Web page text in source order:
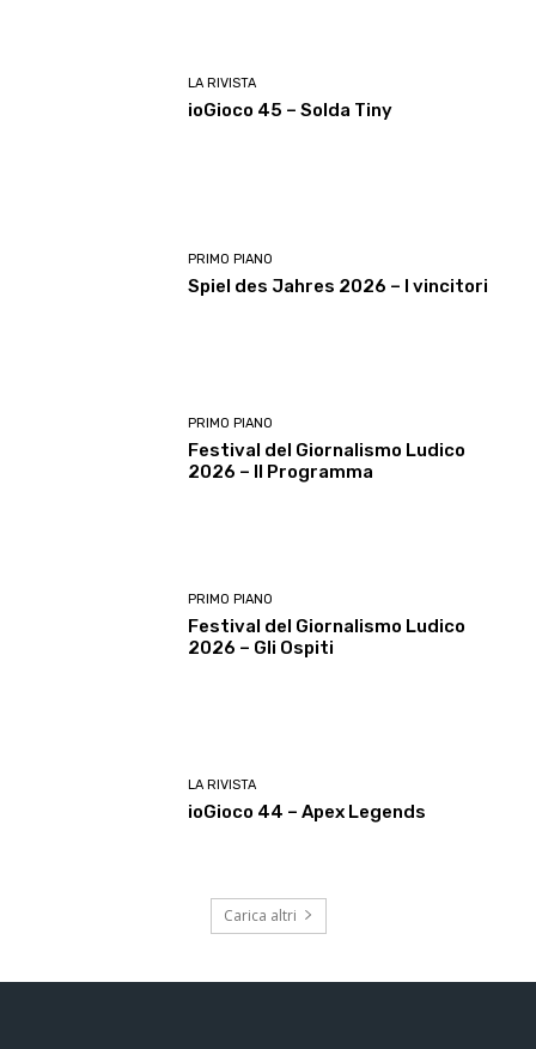
LA RIVISTA
ioGioco 45 – Solda Tiny
PRIMO PIANO
Spiel des Jahres 2026 – I vincitori
PRIMO PIANO
Festival del Giornalismo Ludico
2026 – Il Programma
PRIMO PIANO
Festival del Giornalismo Ludico
2026 – Gli Ospiti
LA RIVISTA
ioGioco 44 – Apex Legends
Carica altri